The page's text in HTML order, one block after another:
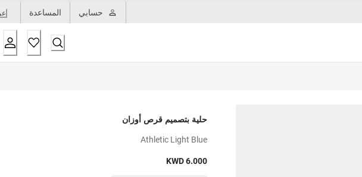
حسابي المساعدة
حلية بتصميم قرص أوزان
Athletic Light Blue
KWD 6.000